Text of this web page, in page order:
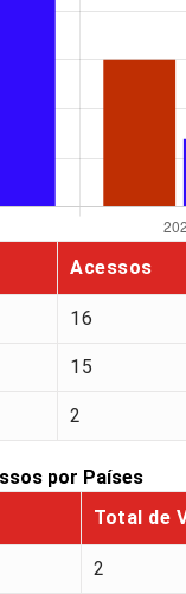
Acessos
16
15
2
por Países
Total de
2